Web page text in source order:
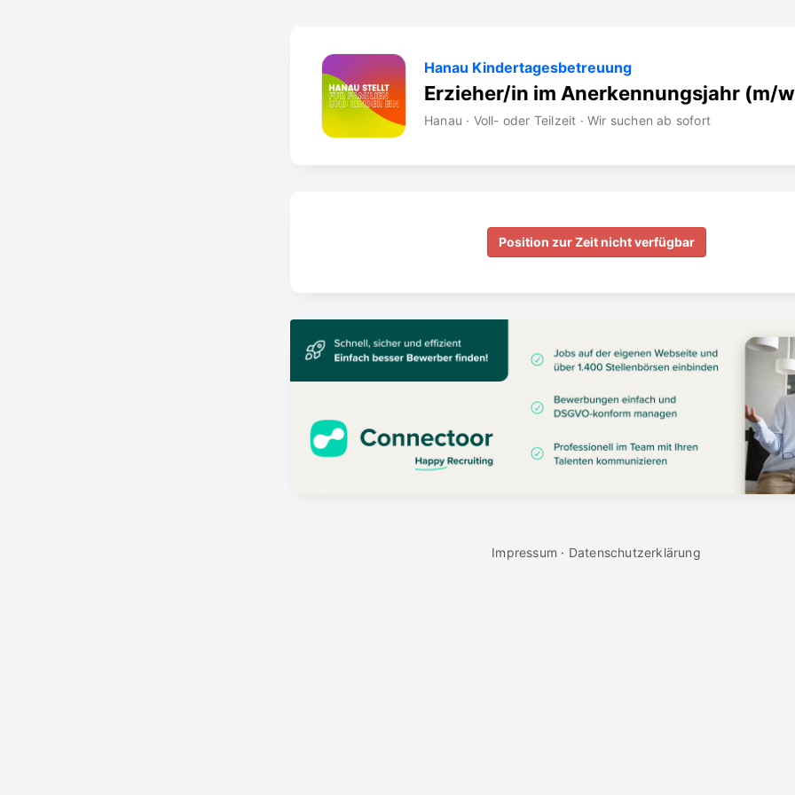
Hanau Kindertagesbetreuung
Erzieher/in im Anerkennungsjahr (m/
Hanau · Voll- oder Teilzeit · Wir suchen ab sofort
Position zur Zeit nicht verfügbar
Impressum · Datenschutzerklärung